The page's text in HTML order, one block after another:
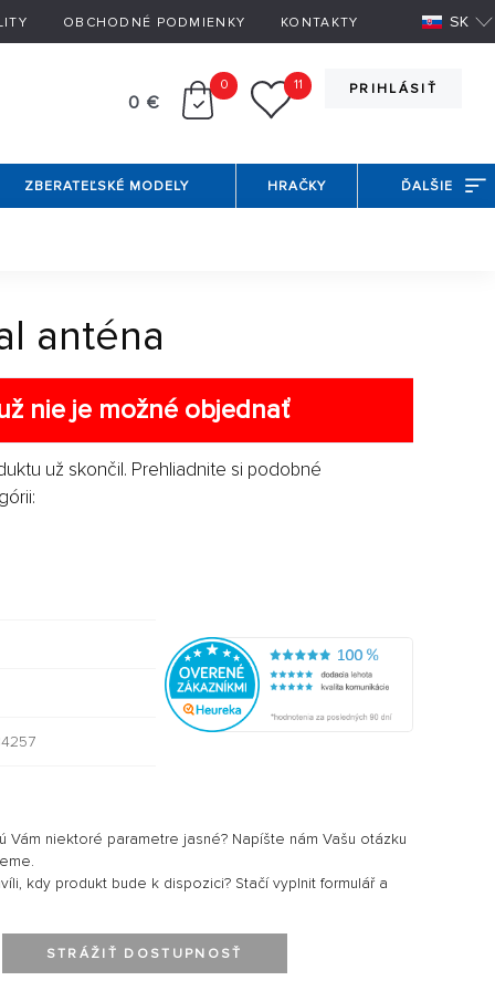
OBCHODNÉ PODMIENKY KONTAKTY SK
PRIHLÁSIŤ
0 €
0 11
ZBERATEĽSKÉ MODELY HRAČKY ĎALŠIE
anténa
nie je možné objednať
už skončil. Prehliadnite si podobné
Vám niektoré parametre jasné? Napíšte nám Vašu otázku
kdy produkt bude k dispozici? Stačí vyplnit formulář a
STRÁŽIŤ DOSTUPNOSŤ